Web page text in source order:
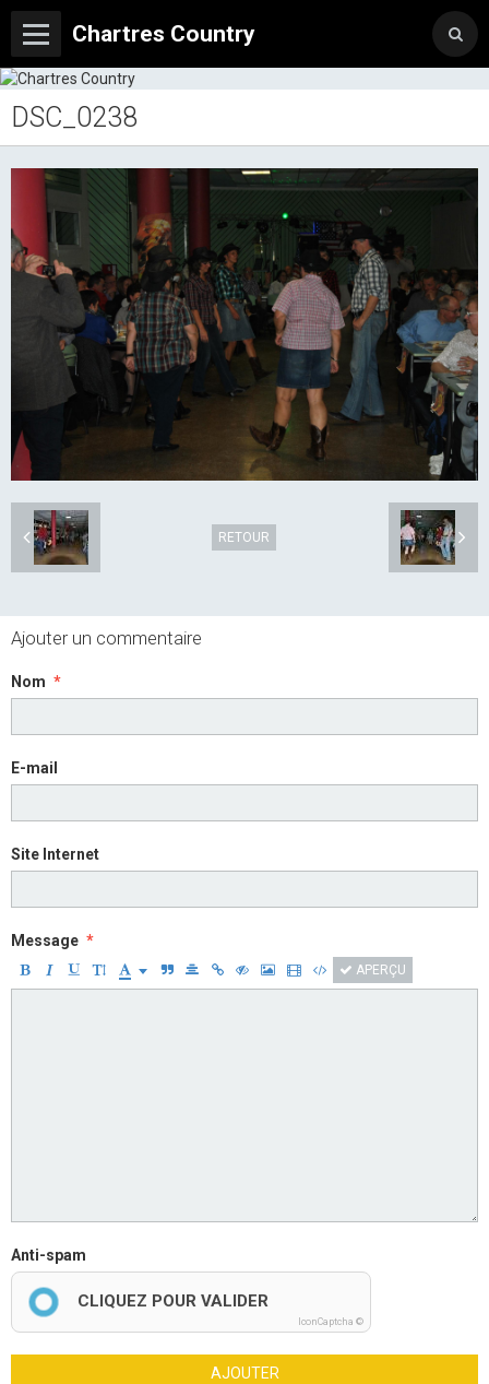
Chartres Country
DSC_0238
RETOUR
Ajouter un commentaire
Nom
E-mail
Site Internet
Message
APERÇU
Anti-spam
CLIQUEZ POUR VALIDER
IconCaptcha ©
AJOUTER